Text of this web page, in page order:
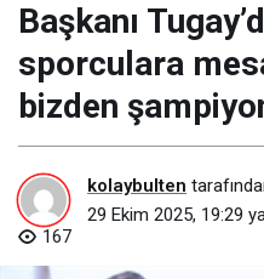
Başkanı
sporculara
bizden
kolaybulten
29 Ekim 2025, 19:29
167